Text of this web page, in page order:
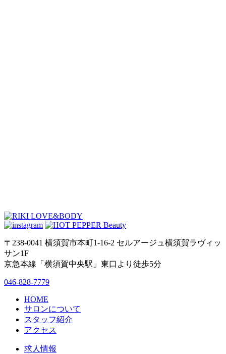
〒238-0041 横須賀市本町1-16-2 セルアージュ横須賀ラヴィッ
サン1F
京急本線「横須賀中央駅」東口より徒歩5分
046-828-7779
HOME
サロンについて
スタッフ紹介
アクセス
求人情報